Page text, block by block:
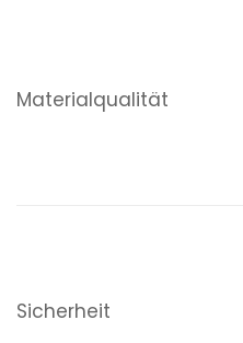
Materialqualität
Sicherheit